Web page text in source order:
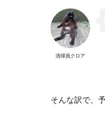
清掃員クロア
そんな訳で、